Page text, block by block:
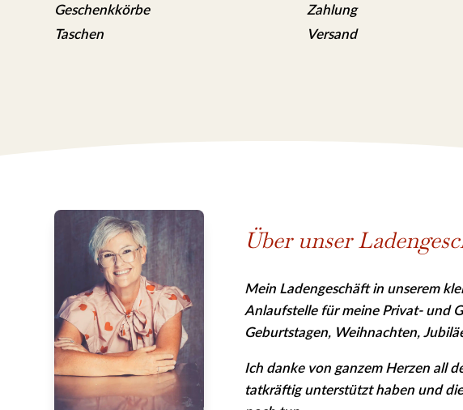
Geschenkkörbe
Taschen
Zahlung
Versand
Über unser
Mein Ladengeschäft in unserem
Anlaufstelle für meine Privat- und
Geburtstagen, Weihnachten,
Ich danke von ganzem Herzen all
tatkräftig unterstützt haben und